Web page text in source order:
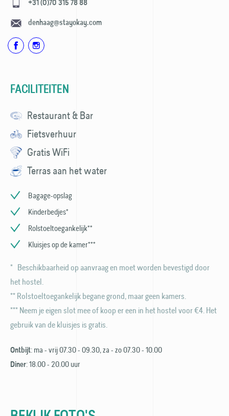
+31 (0)70 315 78 88
denhaag@stayokay.com
FACILITEITEN
Restaurant & Bar
Fietsverhuur
Gratis WiFi
Terras aan het water
Bagage-opslag
Kinderbedjes*
Rolstoeltoegankelijk**
Kluisjes op de kamer***
* Beschikbaarheid op aanvraag en moet worden bevestigd door
het hostel.
** Rolstoeltoegankelijk begane grond, maar geen kamers.
*** Neem je eigen slot mee of koop er een in het hostel voor €4. Het
gebruik van de kluisjes is gratis.
Ontbijt: ma - vrij 07.30 - 09.30, za - zo 07.30 - 10.00
Diner: 18.00 - 20.00 uur